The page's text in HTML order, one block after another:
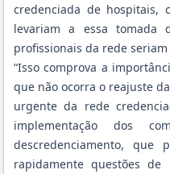
credenciada de hospitais,
levariam a essa tomada
profissionais da rede
“Isso comprova a
que não ocorra o reajuste
urgente da rede
implementação dos
descredenciamento, que
rapidamente questões de